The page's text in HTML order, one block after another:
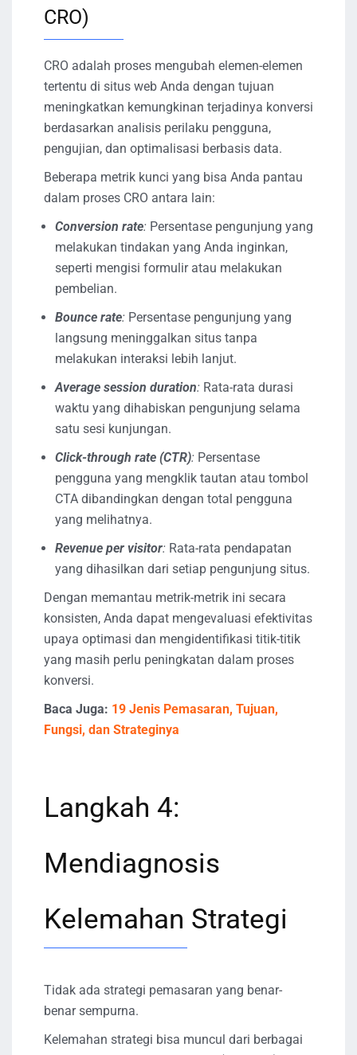
CRO)
CRO adalah proses mengubah elemen-elemen
tertentu di situs web Anda dengan tujuan
meningkatkan kemungkinan terjadinya konversi
berdasarkan analisis perilaku pengguna,
pengujian, dan optimalisasi berbasis data.
Beberapa metrik kunci yang bisa Anda pantau
dalam proses CRO antara lain:
Conversion rate: Persentase pengunjung yang
melakukan tindakan yang Anda inginkan,
seperti mengisi formulir atau melakukan
pembelian.
Bounce rate: Persentase pengunjung yang
langsung meninggalkan situs tanpa
melakukan interaksi lebih lanjut.
Average session duration: Rata-rata durasi
waktu yang dihabiskan pengunjung selama
satu sesi kunjungan.
Click-through rate (CTR): Persentase
pengguna yang mengklik tautan atau tombol
CTA dibandingkan dengan total pengguna
yang melihatnya.
Revenue per visitor: Rata-rata pendapatan
yang dihasilkan dari setiap pengunjung situs.
Dengan memantau metrik-metrik ini secara
konsisten, Anda dapat mengevaluasi efektivitas
upaya optimasi dan mengidentifikasi titik-titik
yang masih perlu peningkatan dalam proses
konversi.
Baca Juga: 19 Jenis Pemasaran, Tujuan,
Fungsi, dan Strateginya
Langkah 4:
Mendiagnosis
Kelemahan Strategi
Tidak ada strategi pemasaran yang benar-
benar sempurna.
Kelemahan strategi bisa muncul dari berbagai